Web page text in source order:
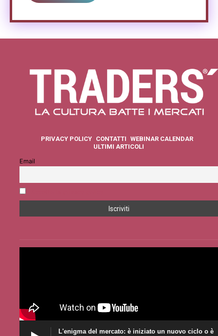
PRIVACY POLICY CONTATTI WEBINAR CALENDAR
ULTIMI ARTICOLI
Email
L'enigma del mercato: è iniziato un nuovo ciclo o è